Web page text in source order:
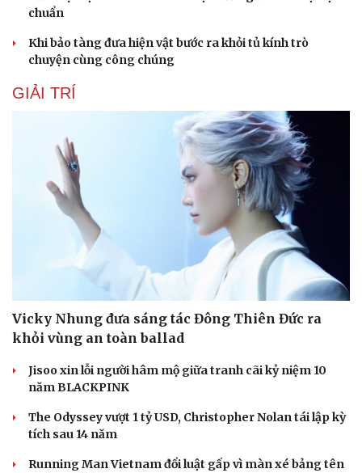
Du lịch
Câu chuyện thời sự
Đọc truyện đêm khuya
Cửa sổ tình yêu
Kể chuyện cho bé
Hạt giống tâm hồn
chuẩn
Khi bảo tàng đưa hiện vật bước ra khỏi tủ kính trò
chuyện cùng công chúng
GIẢI TRÍ
Vicky Nhung đưa sáng tác Đông Thiên Đức ra
khỏi vùng an toàn ballad
Jisoo xin lỗi người hâm mộ giữa tranh cãi kỷ niệm 10
năm BLACKPINK
The Odyssey vượt 1 tỷ USD, Christopher Nolan tái lập kỳ
tích sau 14 năm
Running Man Vietnam đổi luật gấp vì màn xé bảng tên